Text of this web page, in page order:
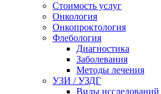
Стоимость услуг
Онкология
Онкопроктология
Флебология
Диагностика
Заболевания
Методы лечения
УЗИ / УЗДГ
Виды исследований